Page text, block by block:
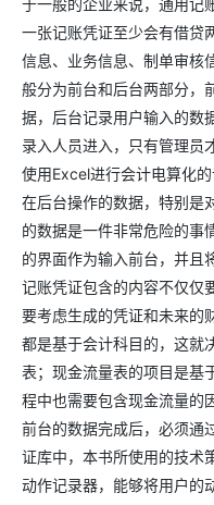
于一般的企业来说，通用记
一张记账凭证至少会有借贷
信息、业务信息、制单审核
般分为前台和后台两部分，
据，后台记录用户输入的数
录入人员进入，只有管理员
使用Excel进行会计电算化
在后台操作的数据，特别是
的数据是一件非常危险的事
的界面作为输入前台，并且
记账凭证包含的内容不仅仅
要考虑生成的凭证和未来的
都是基于会计科目的，这就
表；现金流量表的项目是基
程中也需要包含现金流量的
前台的数据完成后，必须通
证库中，本书所使用的技术
动作记录器，能够将用户的